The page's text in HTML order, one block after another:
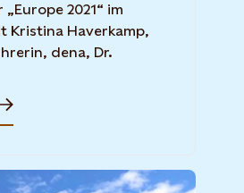
2021“ im
Kristina Haverkamp,
dena, Dr.